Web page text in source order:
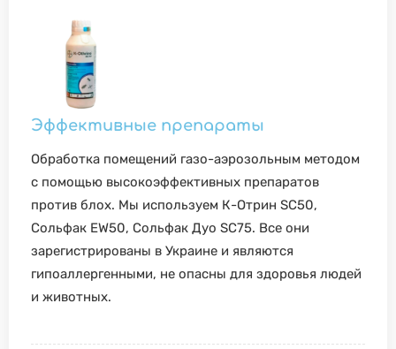
Эффективные препараты
Обработка помещений газо-аэрозольным методом
с помощью высокоэффективных препаратов
против блох. Мы используем К-Отрин SC50,
Сольфак EW50, Сольфак Дуо SC75. Все они
зарегистрированы в Украине и являются
гипоаллергенными, не опасны для здоровья людей
и животных.